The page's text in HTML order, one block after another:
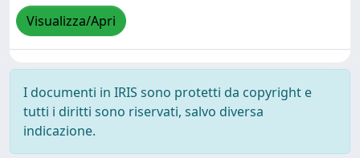
Visualizza/Apri
I documenti in IRIS sono protetti da copyright e
tutti i diritti sono riservati, salvo diversa
indicazione.